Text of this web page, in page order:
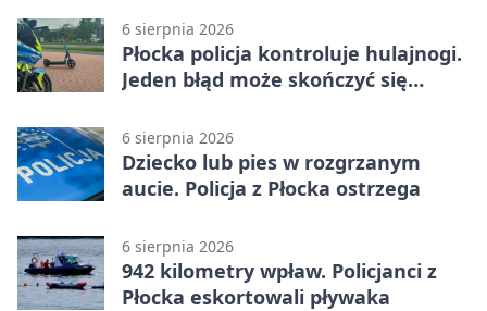
6 sierpnia 2026
Płocka policja kontroluje hulajnogi.
Jeden błąd może skończyć się
6 sierpnia 2026
Dziecko lub pies w rozgrzanym
aucie. Policja z Płocka ostrzega
6 sierpnia 2026
942 kilometry wpław. Policjanci z
Płocka eskortowali pływaka